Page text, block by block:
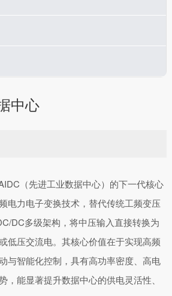
中心
（先进工业数据中心）的下一代核心
电力电子变换技术，替代传统工频变压
DC多级架构，将中压输入直接转换为
低压交流电。其核心价值在于实现高频
与智能化控制，具有高功率密度、高电
，能显著提升数据中心的供电灵活性、